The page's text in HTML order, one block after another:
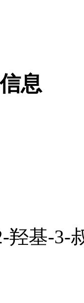
息
羟基-3-